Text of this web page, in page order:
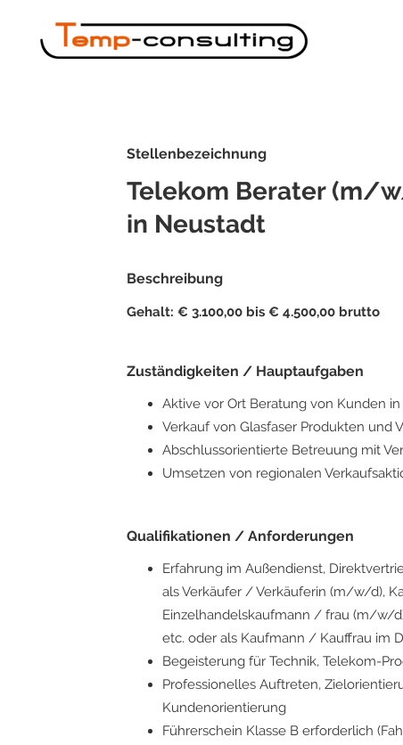
Stellenbezeichnung
Telekom Berater (m/
in Neustadt
Beschreibung
Gehalt: € 3.100,00 bis € 4.500,00 brutto
Zuständigkeiten / Hauptaufgaben
Aktive vor Ort Beratung von Kunden
Verkauf von Glasfaser Produkten und
Abschlussorientierte Betreuung mit
Umsetzen von regionalen
Qualifikationen / Anforderungen
Erfahrung im Außendienst,
als Verkäufer / Verkäuferin (m/w/d),
Einzelhandelskaufmann / frau (m/w/
etc. oder als Kaufmann / Kauffrau im
Begeisterung für Technik, Telekom-
Professionelles Auftreten,
Kundenorientierung
Führerschein Klasse B erforderlich